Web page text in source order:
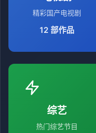
精彩国产电视剧
12 部作品
综艺
热门综艺节目